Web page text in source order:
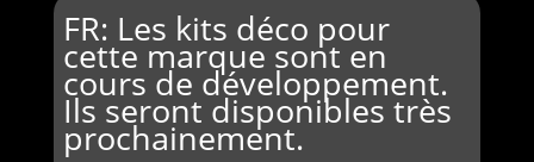
FR: Les kits déco pour
cette marque sont en
cours de développement.
Ils seront disponibles très
prochainement.